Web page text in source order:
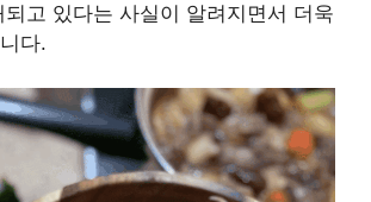
고 있다는 사실이 알려지면서 더욱
다.